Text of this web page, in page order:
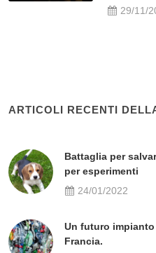
29/11/
ARTICOLI RECENTI
Battaglia per
per esperimenti
24/01/2022
Un futuro
Francia.